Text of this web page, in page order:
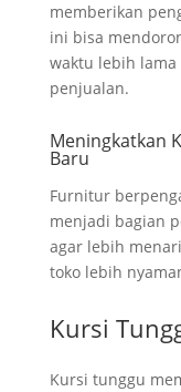
memberikan
ini bisa
waktu lebih
penjualan.
Meningkatkan
Baru
Furnitur
menjadi bagian
agar lebih
toko lebih
Kursi
Kursi tunggu